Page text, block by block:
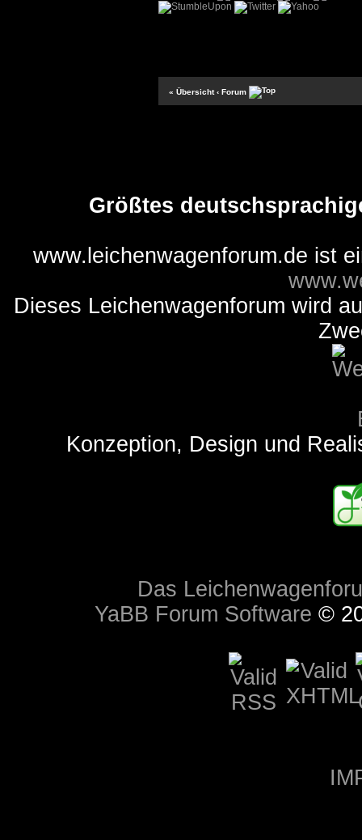
« Übersicht ‹ Forum
Größtes
www.leichenwagenforum.de ist
Dieses Leichenwagenforum wird
Konzeption, Design und
Das
YaBB Forum Software ©